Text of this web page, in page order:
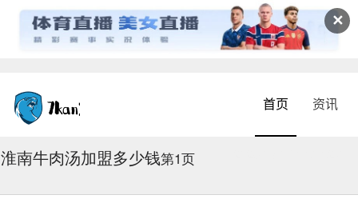
✕
首页 资讯
淮南牛肉汤加盟多少钱第1页